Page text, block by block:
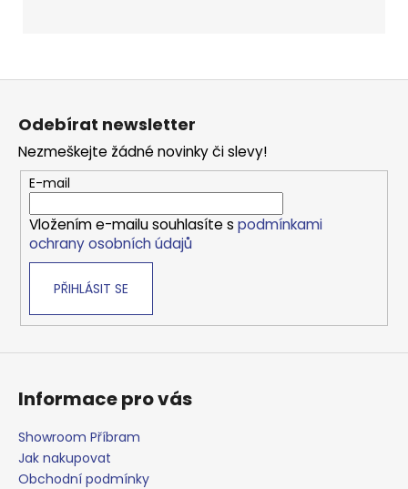
Z
Odebírat newsletter
Nezmeškejte žádné novinky či slevy!
E-mail
Vložením e-mailu souhlasíte s podmínkami
ochrany osobních údajů
PŘIHLÁSIT SE
Informace pro vás
Showroom Příbram
Jak nakupovat
Obchodní podmínky